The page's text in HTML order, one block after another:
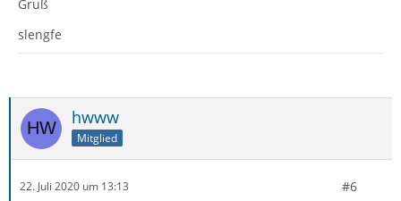
Gruß
slengfe
hwww
Mitglied
22. Juli 2020 um 13:13 #6